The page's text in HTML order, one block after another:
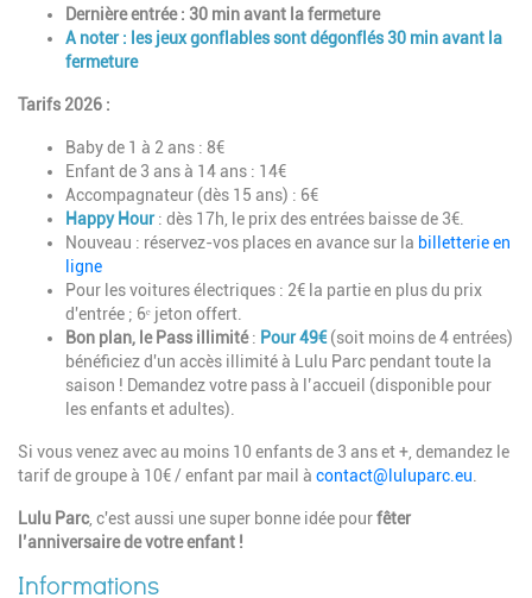
Dernière entrée : 30 min avant la fermeture
A noter : les jeux gonflables sont dégonflés 30 min avant la
fermeture
Tarifs 2026 :
Baby de 1 à 2 ans : 8€
Enfant de 3 ans à 14 ans : 14€
Accompagnateur (dès 15 ans) : 6€
Happy Hour: dès 17h, le prix des entrées baisse de 3€.
Nouveau : réservez-vos places en avance sur la billetterie en
ligne
Pour les voitures électriques : 2€ la partie en plus du prix
d'entrée ; 6ᵉ jeton offert.
Bon plan, le Pass illimité: Pour 49€(soit moins de 4 entrées)
bénéficiez d'un accès illimité à Lulu Parc pendant toute la
saison ! Demandez votre pass à l’accueil (disponible pour
les enfants et adultes).
Si vous venez avec au moins 10 enfants de 3 ans et +, demandez le
tarif de groupe à 10€ / enfant par mail à contact@luluparc.eu
Lulu Parc, c'est aussi une super bonne idée pourfêter
l’anniversaire de votre enfant !